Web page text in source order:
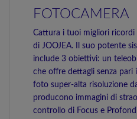
FOTOCAMERA
Cattura i tuoi migliori
di JOOJEA. Il suo potente
include 3 obiettivi: un
che offre dettagli senza pari
foto super-alta risoluzione
producono immagini di
controllo di Focus e